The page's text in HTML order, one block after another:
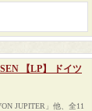
【LP】 ドイツ
JUPITER」他、全11